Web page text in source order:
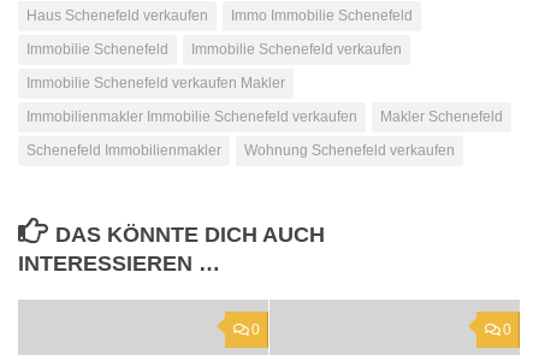
Haus Schenefeld verkaufen
Immo Immobilie Schenefeld
Immobilie Schenefeld
Immobilie Schenefeld verkaufen
Immobilie Schenefeld verkaufen Makler
Immobilienmakler Immobilie Schenefeld verkaufen
Makler Schenefeld
Schenefeld Immobilienmakler
Wohnung Schenefeld verkaufen
DAS KÖNNTE DICH AUCH
INTERESSIEREN …
0 0